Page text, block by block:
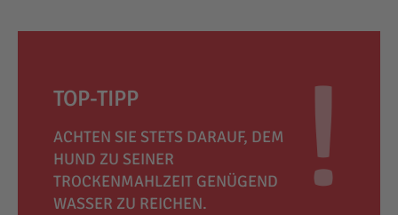
TOP-TIPP
ACHTEN SIE STETS DARAUF, DEM
HUND ZU SEINER
TROCKENMAHLZEIT GENÜGEND
WASSER ZU REICHEN.